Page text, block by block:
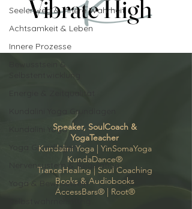
Seelenweg & innere Wahrheit
Achtsamkeit & Leben
Innere Prozesse
Bewusstsein &
Selbstentwicklung
Kundalini Yoga Grundlagen
Kundalini Yoga
Yoga Grundlagen
Nervensystem & Regulation
Yoga & Bewusstsein
Vibrate High
Vibrate High
Speaker, SoulCoach &
YogaTeacher
Kundalini Yoga | YinSomaYoga
KundaDance®
TranceHealing | Soul Coaching
Books & Audiobooks
AccessBars® | Root®